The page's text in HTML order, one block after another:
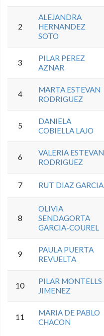
2
ALEJANDRA
HERNANDEZ
SOTO
3
PILAR PEREZ
AZNAR
4
MARTA ESTEVAN
RODRIGUEZ
5
DANIELA
COBIELLA LAJO
6
VALERIA ESTEVAN
RODRIGUEZ
7 RUT DIAZ GARCIA
8
OLIVIA
SENDAGORTA
GARCIA-COUREL
9
PAULA PUERTA
REVUELTA
10
PILAR MONTELLS
JIMENEZ
11
MARIA DE PABLO
CHACON